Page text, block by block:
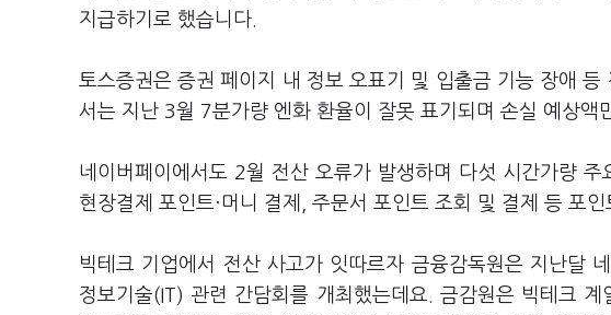
지급하기로 했습니다.
토스증권은 증권 페이지 내 정보 오표기 및 입출금 기능 장애
서는 지난 3월 7분가량 엔화 환율이 잘못 표기되며 손실 예상액
네이버페이에서도 2월 전산 오류가 발생하며 다섯 시간가량
현장결제 포인트·머니 결제, 주문서 포인트 조회 및 결제 등 포
빅테크 기업에서 전산 사고가 잇따르자 금융감독원은 지난달
정보기술(IT) 관련 간담회를 개최했는데요. 금감원은 빅테크